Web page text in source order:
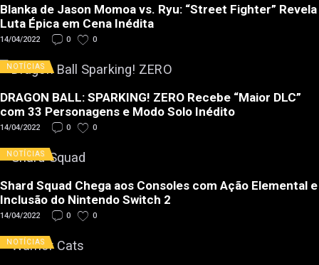
Blanka de Jason Momoa vs. Ryu: “Street Fighter” Revela
Luta Épica em Cena Inédita
14/04/2022 0 0
NOTÍCIAS
DRAGON BALL: SPARKING! ZERO Recebe “Maior DLC”
com 33 Personagens e Modo Solo Inédito
14/04/2022 0 0
NOTÍCIAS
Shard Squad Chega aos Consoles com Ação Elemental e
Inclusão do Nintendo Switch 2
14/04/2022 0 0
NOTÍCIAS